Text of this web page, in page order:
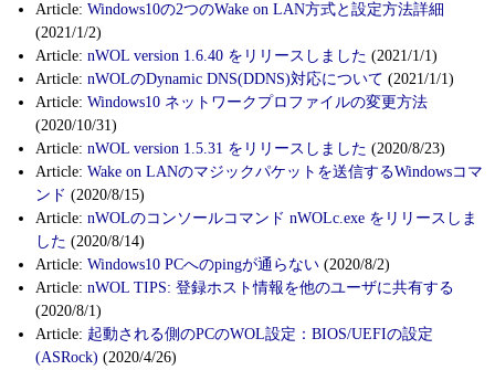
Article: Windows10の2つのWake on LAN方式と設定方法詳細
(2021/1/2)
Article: nWOL version 1.6.40 をリリースしました (2021/1/1)
Article: nWOLのDynamic DNS(DDNS)対応について (2021/1/1)
Article: Windows10 ネットワークプロファイルの変更方法
(2020/10/31)
Article: nWOL version 1.5.31 をリリースしました (2020/8/23)
Article: Wake on LANのマジックパケットを送信するWindowsコマ
ンド (2020/8/15)
Article: nWOLのコンソールコマンド nWOLc.exe をリリースしま
した (2020/8/14)
Article: Windows10 PCへのpingが通らない (2020/8/2)
Article: nWOL TIPS: 登録ホスト情報を他のユーザに共有する
(2020/8/1)
Article: 起動される側のPCのWOL設定：BIOS/UEFIの設定
(ASRock) (2020/4/26)